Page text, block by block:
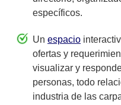
específicos.
Un espacio
ofertas y
visualizar y
personas, todo
industria de las